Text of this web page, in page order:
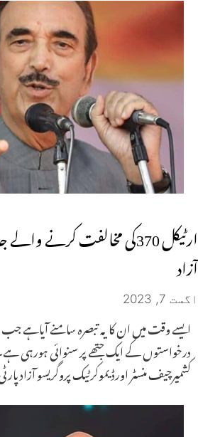
ارٹیکل 370کی مخالفت کرنے
آزاد
اگست 7, 2023
ایسے وقت میں ان کا یہ تبصرہ سامنے آیاہے
درخواستوں کے ایک جتھے پر سنوائی ہورہی
کشمیرچیف منسٹر اورڈیموکرٹیک پروگریسو آزاد